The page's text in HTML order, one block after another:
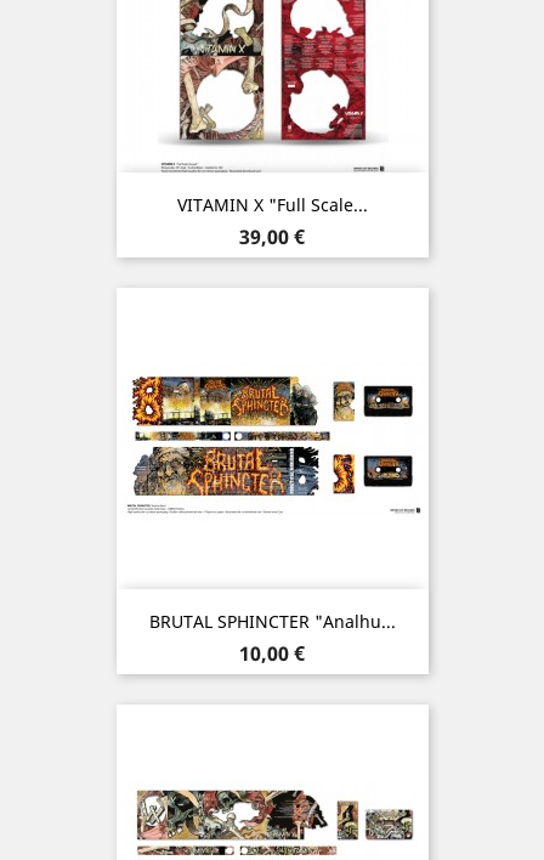
VITAMIN X "Full Scale...
Prix
39,00 €
BRUTAL SPHINCTER "Analhu...
Prix
10,00 €